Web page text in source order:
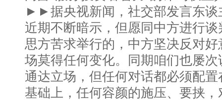
►►据央视新闻，社交部发言东谈
近期不断暗示，但愿同中方进行
思方苦求举行的，中方坚决反对
场莫得任何变化。同期咱们也屡
通达立场，但任何对话都必须配
基础上，任何容颜的施压、要挟